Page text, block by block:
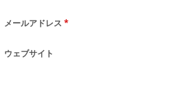
メールアドレス*
ウェブサイト